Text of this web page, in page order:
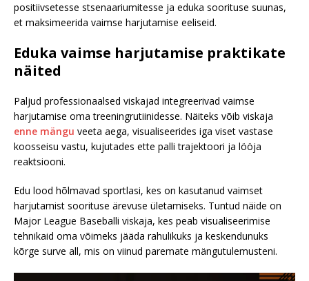
positiivsetesse stsenaariumitesse ja eduka soorituse suunas,
et maksimeerida vaimse harjutamise eeliseid.
Eduka vaimse harjutamise praktikate
näited
Paljud professionaalsed viskajad integreerivad vaimse
harjutamise oma treeningrutiinidesse. Näiteks võib viskaja
enne mängu veeta aega, visualiseerides iga viset vastase
koosseisu vastu, kujutades ette palli trajektoori ja lööja
reaktsiooni.
Edu lood hõlmavad sportlasi, kes on kasutanud vaimset
harjutamist soorituse ärevuse ületamiseks. Tuntud näide on
Major League Baseballi viskaja, kes peab visualiseerimise
tehnikaid oma võimeks jääda rahulikuks ja keskendunuks
kõrge surve all, mis on viinud paremate mängutulemusteni.